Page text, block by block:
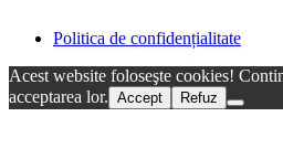
Politica de confidențialitate
Acest website foloseşte cookies!
acceptarea lor. Accept Refuz